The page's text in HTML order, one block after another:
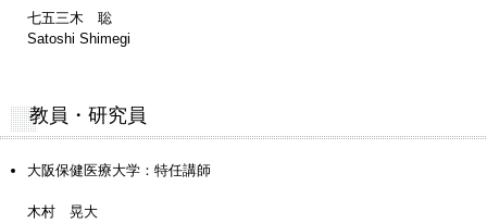
七五三木 聡
Satoshi Shimegi
教員・研究員
大阪保健医療大学：特任講師
木村 晃大